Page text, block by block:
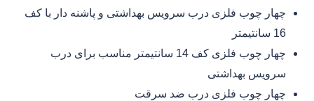
چهار چوب فلزی درب سرویس بهداشتی و پاشنه دار با کف
16 سانتیمتر
چهار چوب فلزی کف 14 سانتیمتر مناسب برای درب
سرویس بهداشتی
چهار چوب فلزی درب ضد سرقت